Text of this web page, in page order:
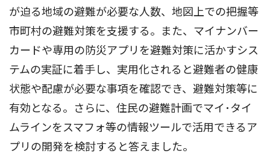
が迫る地域の避難が必要な人数、地図上での把握等
市町村の避難対策を支援する。また、マイナンバー
カードや専用の防災アプリを避難対策に活かすシス
テムの実証に着手し、実用化されると避難者の健康
状態や配慮が必要な事項を確認でき、避難対策等に
有効となる。さらに、住民の避難計画でマイ･タイ
ムラインをスマフォ等の情報ツールで活用できるア
プリの開発を検討すると答えました。